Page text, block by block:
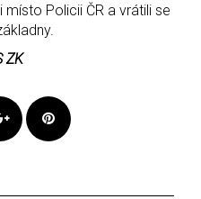
Policii ČR a vrátili se
ZK